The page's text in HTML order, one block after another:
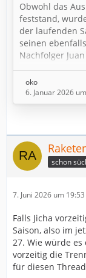
Obwohl das
feststand,
der laufenden
seinen
Nachfolger
Welchen
Kandidaten
oko
6. Januar 2026
schon
7. Juni 2026 um 19:53
Falls Jicha
Saison, also im
27. Wie würde
vorzeitig die
für diesen